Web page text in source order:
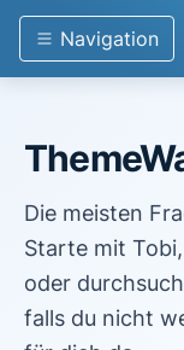
Navigation
Die meisten
Starte mit
oder
falls du nicht